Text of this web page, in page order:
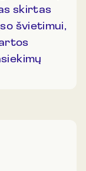
skirtas
švietimui,